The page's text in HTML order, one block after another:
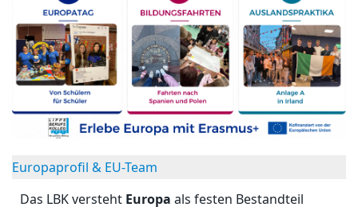
Europaprofil & EU-Team
Das LBK versteht Europa als festen Bestandteil